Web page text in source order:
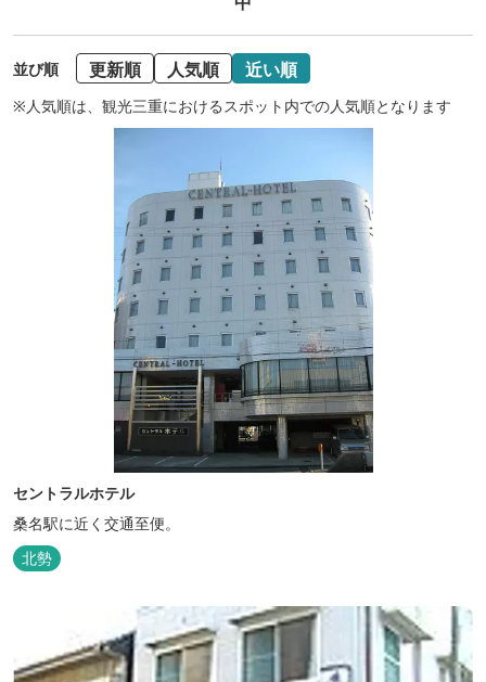
並び順 更新順 人気順 近い順
※人気順は、観光三重におけるスポット内での人気順となります
セントラルホテル
桑名駅に近く交通至便。
北勢